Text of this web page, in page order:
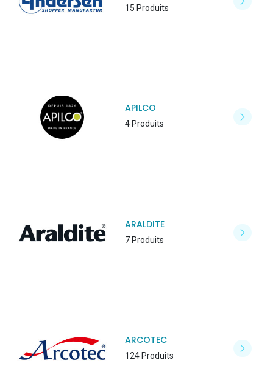
15 Produits
APILCO
4 Produits
ARALDITE
7 Produits
ARCOTEC
124 Produits